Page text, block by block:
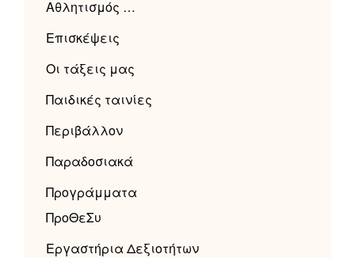
Αθλητισμός …
Επισκέψεις
Οι τάξεις μας
Παιδικές ταινίες
Περιβάλλον
Παραδοσιακά
Προγράμματα
ΠροΘεΣυ
Εργαστήρια Δεξιοτήτων